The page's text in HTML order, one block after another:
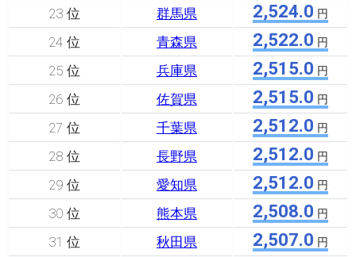
23 位 群馬県 2,524.0 円
24 位 青森県 2,522.0 円
25 位 兵庫県 2,515.0 円
26 位 佐賀県 2,515.0 円
27 位 千葉県 2,512.0 円
28 位 長野県 2,512.0 円
29 位 愛知県 2,512.0 円
30 位 熊本県 2,508.0 円
31 位 秋田県 2,507.0 円